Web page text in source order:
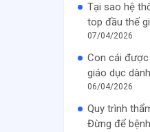
Tại sao hệ
top đầu thế
07/04/2026
Con cái được
giáo dục
06/04/2026
Quy trình
Đừng để